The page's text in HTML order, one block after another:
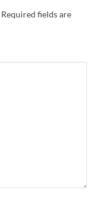
Required fields are